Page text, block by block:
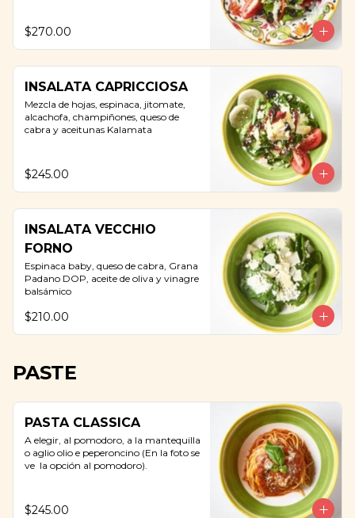
$270.00
INSALATA CAPRICCIOSA
Mezcla de hojas, espinaca, jitomate,
alcachofa, champiñones, queso de
cabra y aceitunas Kalamata
$245.00
INSALATA VECCHIO
FORNO
Espinaca baby, queso de cabra, Grana
Padano DOP, aceite de oliva y vinagre
balsámico
$210.00
PASTE
PASTA CLASSICA
A elegir, al pomodoro, a la mantequilla
o aglio olio e peperoncino (En la foto se
ve  la opción al pomodoro).
$245.00